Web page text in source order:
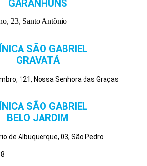
GARANHUNS
23, Santo Antônio
SÃO GABRIEL
GRAVATÁ
121, Nossa Senhora das Graças
SÃO GABRIEL
BELO JARDIM
de Albuquerque, 03, São Pedro